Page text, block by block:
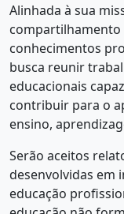
Alinhada à sua
compartilhamento
conhecimentos
busca reunir
educacionais
contribuir para o
ensino,
Serão aceitos
desenvolvidas em
educação